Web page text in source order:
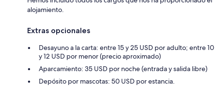
alojamiento.
Extras opcionales
Desayuno a la carta: entre 15 y 25 USD por adulto; entre 10
y 12 USD por menor (precio aproximado)
Aparcamiento: 35 USD por noche (entrada y salida libre)
Depósito por mascotas: 50 USD por estancia.